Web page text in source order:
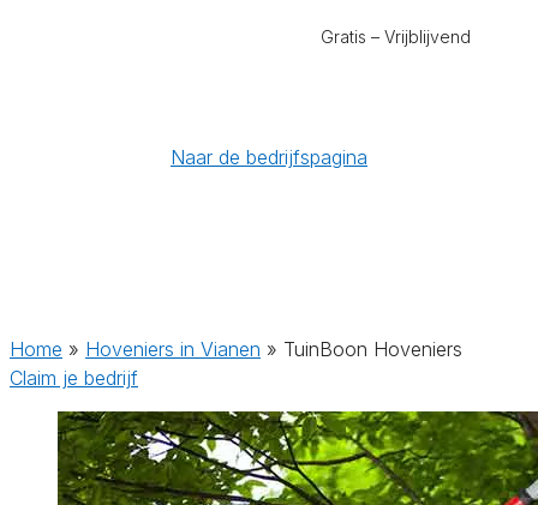
Gratis – Vrijblijvend
Naar de bedrijfspagina
Home » Hoveniers in Vianen » TuinBoon Hoveniers
Claim je bedrijf